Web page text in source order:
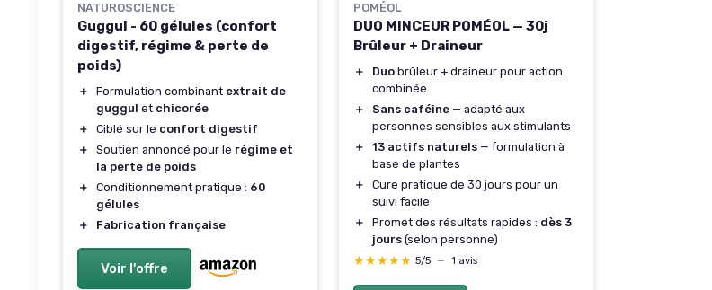
NATUROSCIENCE
Guggul - 60 gélules (confort
digestif, régime & perte de
poids)
＋ Formulation combinant extrait de
guggul et chicorée
＋
Ciblé sur le confort digestif
＋
Soutien annoncé pour le régime et
la perte de poids
＋
Conditionnement pratique : 60
gélules
＋
Fabrication française
Voir l'offre
POMÉOL
DUO MINCEUR POMÉOL — 30j
Brûleur + Draineur
＋ Duo brûleur + draineur pour action
combinée
＋
Sans caféine — adapté aux
personnes sensibles aux stimulants
＋
13 actifs naturels — formulation à
base de plantes
＋
Cure pratique de 30 jours pour un
suivi facile
＋
Promet des résultats rapides : dès 3
jours (selon personne)
★★★★★
★★★★★ 5/5 — 1 avis